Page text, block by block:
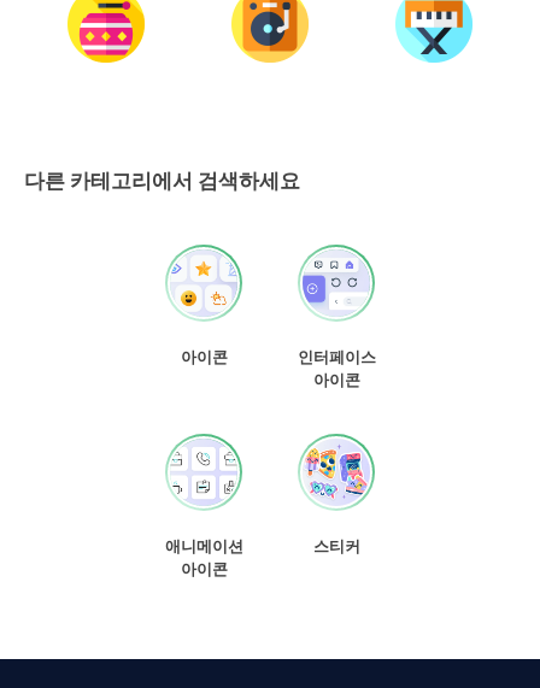
다른 카테고리에서 검색하세요
아이콘
인터페이스
아이콘
애니메이션
아이콘
스티커